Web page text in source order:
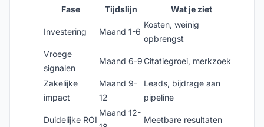
Fase
Tijdslijn Wat je ziet
Investering Maand 1-6
Kosten, weinig
opbrengst
Vroege
signalen
Maand 6-9Citatiegroei, merkzoek
Zakelijke
impact
Maand 9-
12
Leads, bijdrage aan
pipeline
Duidelijke ROI
Maand 12-
Meetbare resultaten